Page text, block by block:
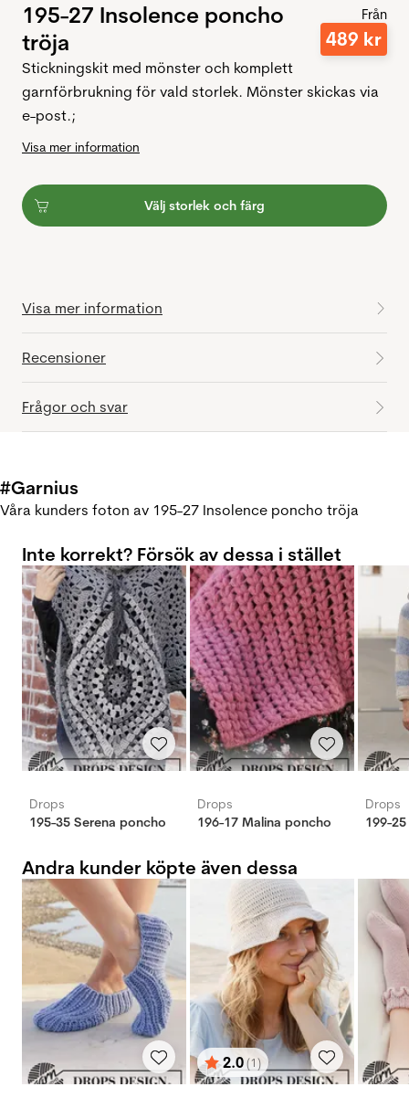
195-27 Insolence poncho
tröja
Från
489 kr
Stickningskit med mönster och komplett
garnförbrukning för vald storlek. Mönster skickas via
e-post.;
Visa mer information
Välj storlek och färg
Visa mer information
Recensioner
Frågor och svar
#Garnius
Våra kunders foton av 195-27 Insolence poncho tröja
Inte korrekt? Försök av dessa i stället
Drops
195-35 Serena poncho
Drops
196-17 Malina poncho
Drops
Andra kunder köpte även dessa
Betyg:
2.0(1)
utav 5 stjärnor